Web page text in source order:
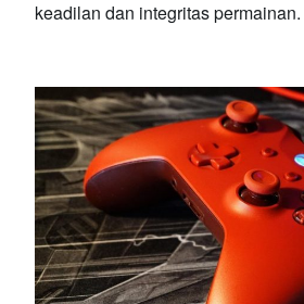
keadilan dan integritas permainan.